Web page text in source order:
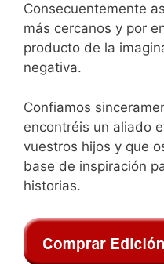
Consecuentemente
más cercanos y por
producto de la
negativa.
Confiamos
encontréis un aliado
vuestros hijos y que
base de inspiración
historias.